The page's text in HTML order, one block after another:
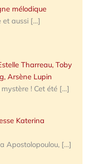
mélodique
et aussi […]
Tharreau, Toby
Arsène Lupin
! Cet été […]
Katerina
Apostolopoulou, […]